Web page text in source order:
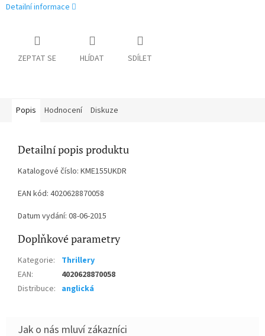
Detailní informace
ZEPTAT SE HLÍDAT SDÍLET
Popis Hodnocení Diskuze
Detailní popis produktu
Katalogové číslo: KME155UKDR
EAN kód: 4020628870058
Datum vydání: 08-06-2015
Doplňkové parametry
Kategorie:
Thrillery
EAN:
4020628870058
Distribuce: anglická